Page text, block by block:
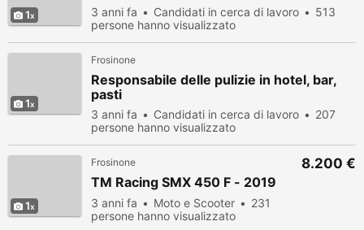
1 3 anni fa Candidati in cerca di lavoro
513
persone hanno visualizzato
1
Frosinone
Responsabile delle pulizie in hotel, bar,
pasti
3 anni fa Candidati in cerca di lavoro
207
persone hanno visualizzato
1
Frosinone
TM Racing SMX 450 F - 2019
3 anni fa Moto e Scooter
231
persone hanno visualizzato
8.200 €